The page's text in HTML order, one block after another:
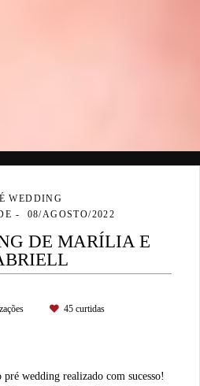
WEDDING
08/AGOSTO/2022
DE MARÍLIA E
45curtidas
wedding realizado com sucesso!